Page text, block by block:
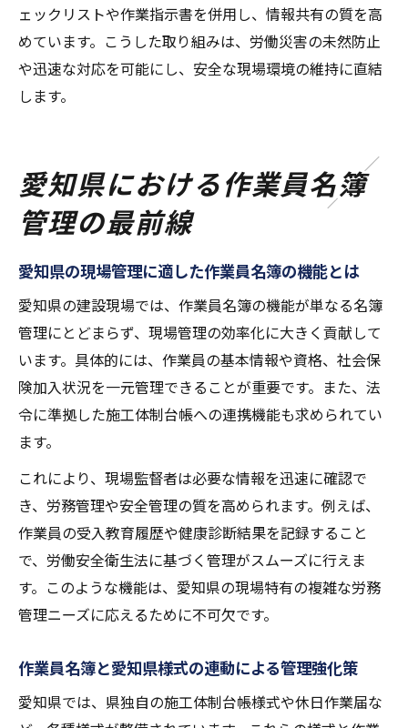
ェックリストや作業指示書を併用し、情報共有の質を高
めています。こうした取り組みは、労働災害の未然防止
や迅速な対応を可能にし、安全な現場環境の維持に直結
します。
愛知県における作業員名簿
管理の最前線
愛知県の現場管理に適した作業員名簿の機能とは
愛知県の建設現場では、作業員名簿の機能が単なる名簿
管理にとどまらず、現場管理の効率化に大きく貢献して
います。具体的には、作業員の基本情報や資格、社会保
険加入状況を一元管理できることが重要です。また、法
令に準拠した施工体制台帳への連携機能も求められてい
ます。
これにより、現場監督者は必要な情報を迅速に確認で
き、労務管理や安全管理の質を高められます。例えば、
作業員の受入教育履歴や健康診断結果を記録すること
で、労働安全衛生法に基づく管理がスムーズに行えま
す。このような機能は、愛知県の現場特有の複雑な労務
管理ニーズに応えるために不可欠です。
作業員名簿と愛知県様式の連動による管理強化策
愛知県では、県独自の施工体制台帳様式や休日作業届な